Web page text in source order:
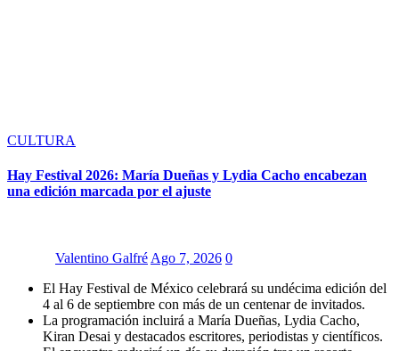
CULTURA
Hay Festival 2026: María Dueñas y Lydia Cacho encabezan
una edición marcada por el ajuste
Valentino GalfréAgo 7, 2026 0
El Hay Festival de México celebrará su undécima edición del
4 al 6 de septiembre con más de un centenar de invitados.
La programación incluirá a María Dueñas, Lydia Cacho,
Kiran Desai y destacados escritores, periodistas y científicos.